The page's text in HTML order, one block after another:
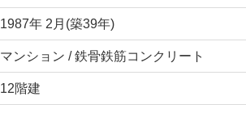
1987年 2月(築39年)
マンション / 鉄骨鉄筋コンクリート
12階建